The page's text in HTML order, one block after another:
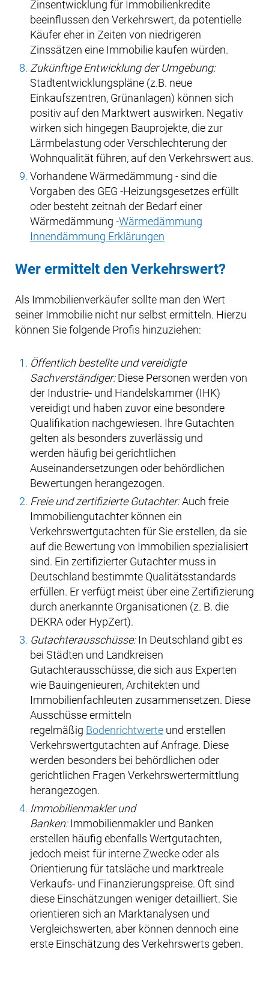
Zinsentwicklung für Immobilienkredite
beeinflussen den Verkehrswert, da potentielle
Käufer eher in Zeiten von niedrigeren
Zinssätzen eine Immobilie kaufen würden.
Zukünftige Entwicklung der Umgebung:
Stadtentwicklungspläne (z.B. neue
Einkaufszentren, Grünanlagen) können sich
positiv auf den Marktwert auswirken. Negativ
wirken sich hingegen Bauprojekte, die zur
Lärmbelastung oder Verschlechterung der
Wohnqualität führen, auf den Verkehrswert aus.
Vorhandene Wärmedämmung - sind die
Vorgaben des GEG -Heizungsgesetzes erfüllt
oder besteht zeitnah der Bedarf einer
Wärmedämmung -Wärmedämmung
Innendämmung Erklärungen
Wer ermittelt den Verkehrswert?
Als Immobilienverkäufer sollte man den Wert
seiner Immobilie nicht nur selbst ermitteln. Hierzu
können Sie folgende Profis hinzuziehen:
Öffentlich bestellte und vereidigte
Sachverständiger:Diese Personen werden von
der Industrie- und Handelskammer (IHK)
vereidigt und haben zuvor eine besondere
Qualifikation nachgewiesen. Ihre Gutachten
gelten als besonders zuverlässig und
werden häufig bei gerichtlichen
Auseinandersetzungen oder behördlichen
Bewertungen herangezogen.
Freie und zertifizierte Gutachter:Auch freie
Immobiliengutachter können ein
Verkehrswertgutachten für Sie erstellen, da sie
auf die Bewertung von Immobilien spezialisiert
sind. Ein zertifizierter Gutachter muss in
Deutschland bestimmte Qualitätsstandards
erfüllen. Er verfügt meist über eine Zertifizierung
durch anerkannte Organisationen (z. B. die
DEKRA oder HypZert).
Gutachterausschüsse:In Deutschland gibt es
bei Städten und Landkreisen
Gutachterausschüsse, die sich aus Experten
wie Bauingenieuren, Architekten und
Immobilienfachleuten zusammensetzen. Diese
Ausschüsse ermitteln
regelmäßig Bodenrichtwerte und erstellen
Verkehrswertgutachten auf Anfrage. Diese
werden besonders bei behördlichen oder
gerichtlichen Fragen Verkehrswertermittlung
herangezogen.
Immobilienmakler und
Banken:Immobilienmakler und Banken
erstellen häufig ebenfalls Wertgutachten,
jedoch meist für interne Zwecke oder als
Orientierung für tatsläche und marktreale
Verkaufs- und Finanzierungspreise. Oft sind
diese Einschätzungen weniger detailliert. Sie
orientieren sich an Marktanalysen und
Vergleichswerten, aber können dennoch eine
erste Einschätzung des Verkehrswerts geben.